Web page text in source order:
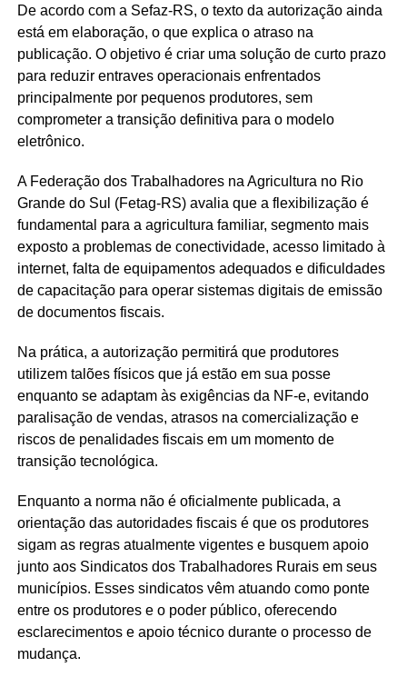
De acordo com a Sefaz-RS, o texto da autorização ainda
está em elaboração, o que explica o atraso na
publicação. O objetivo é criar uma solução de curto prazo
para reduzir entraves operacionais enfrentados
principalmente por pequenos produtores, sem
comprometer a transição definitiva para o modelo
eletrônico.
A Federação dos Trabalhadores na Agricultura no Rio
Grande do Sul (Fetag-RS) avalia que a flexibilização é
fundamental para a agricultura familiar, segmento mais
exposto a problemas de conectividade, acesso limitado à
internet, falta de equipamentos adequados e dificuldades
de capacitação para operar sistemas digitais de emissão
de documentos fiscais.
Na prática, a autorização permitirá que produtores
utilizem talões físicos que já estão em sua posse
enquanto se adaptam às exigências da NF-e, evitando
paralisação de vendas, atrasos na comercialização e
riscos de penalidades fiscais em um momento de
transição tecnológica.
Enquanto a norma não é oficialmente publicada, a
orientação das autoridades fiscais é que os produtores
sigam as regras atualmente vigentes e busquem apoio
junto aos Sindicatos dos Trabalhadores Rurais em seus
municípios. Esses sindicatos vêm atuando como ponte
entre os produtores e o poder público, oferecendo
esclarecimentos e apoio técnico durante o processo de
mudança.